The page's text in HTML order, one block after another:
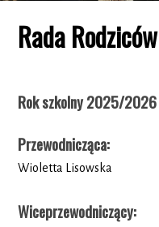
Rada Rodziców
Rok szkolny 2025/2026
Przewodnicząca:
Wioletta Lisowska
Wiceprzewodniczący: